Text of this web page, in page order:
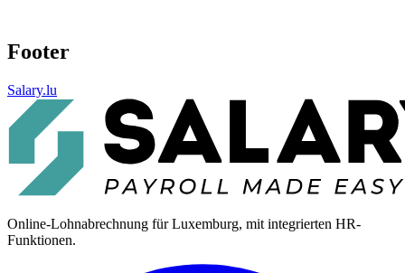
Footer
Salary.lu
Online-Lohnabrechnung für Luxemburg, mit integrierten HR-
Funktionen.